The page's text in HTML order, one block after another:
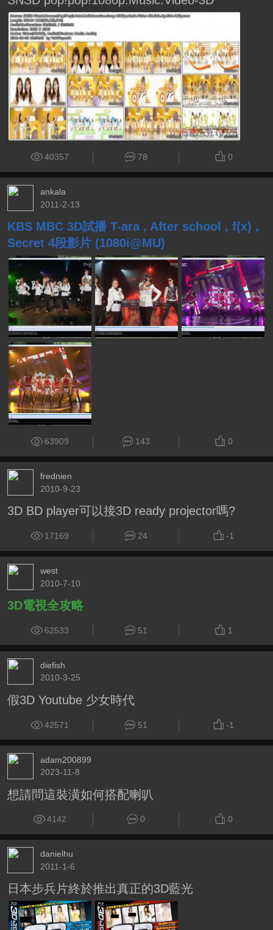
40357 78 0
ankala
2011-2-13
KBS MBC 3D試播 T-ara , After school , f(x) ,
Secret 4段影片 (1080i@MU)
63909 143 0
frednien
2010-9-23
3D BD player可以接3D ready projector嗎?
17169 24 -1
west
2010-7-10
3D電視全攻略
62533 51 1
diefish
2010-3-25
假3D Youtube 少女時代
42571 51 -1
adam200899
2023-11-8
想請問這裝潢如何搭配喇叭
4142 0 0
danielhu
2011-1-6
日本步兵片終於推出真正的3D藍光